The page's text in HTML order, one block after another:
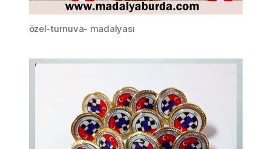
özel-turnuva- madalyası